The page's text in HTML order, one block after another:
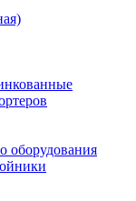
оборудования